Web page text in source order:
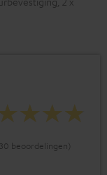
beoordelingen)